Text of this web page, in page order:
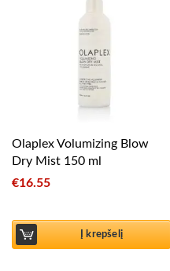
Olaplex Volumizing Blow
Dry Mist 150 ml
€16.55
Į krepšelį